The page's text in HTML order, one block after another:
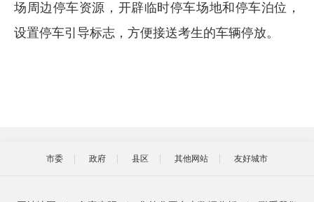
场周边停车资源，开辟临时停车场地和停车泊位，
设置停车引导标志，方便接送考生的车辆停放。
市委 政府 县区 其他网站 友好城市